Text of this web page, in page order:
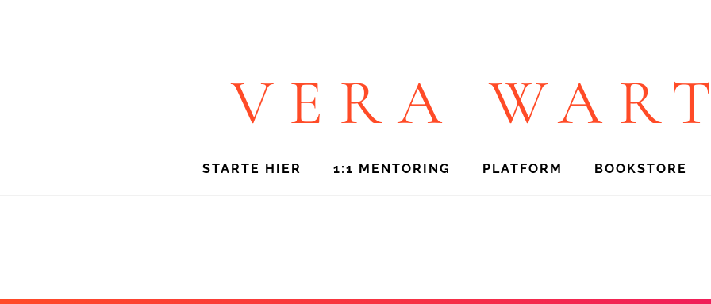
VERA
STARTE HIER 1:1 MENTORING PLATFORM BOOKSTORE